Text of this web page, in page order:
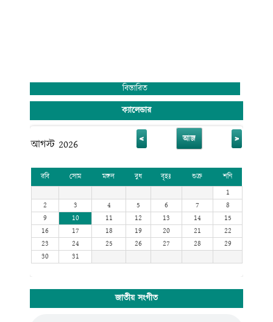
বিস্তারিত
ক্যালেন্ডার
আগস্ট 2026 < আজ >
রবি সোম মঙ্গল বুধ বৃহঃ শুক্র
শনি
1
2
3 4 5 6 7
8
9
10 11 12 13 14
15
16
17 18 19 20 21
22
23
24 25 26 27 28
29
30
31
জাতীয় সংগীত